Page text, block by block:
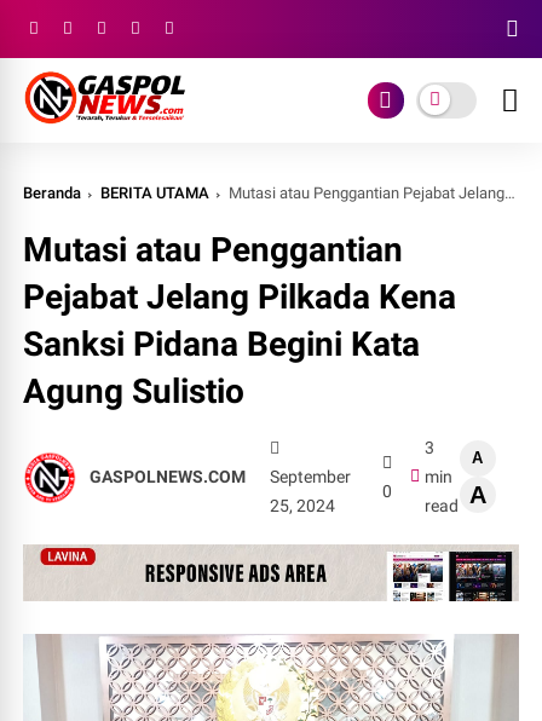
Beranda BERITA UTAMA Mutasi atau Penggantian Pejabat Jelang Pilkada Kena Sanksi Pidana Begini Kata Agung Sulistio
Mutasi atau Penggantian
Pejabat Jelang Pilkada Kena
Sanksi Pidana Begini Kata
Agung Sulistio
GASPOLNEWS.COM
September
25, 2024
0
3
min
read
A
A